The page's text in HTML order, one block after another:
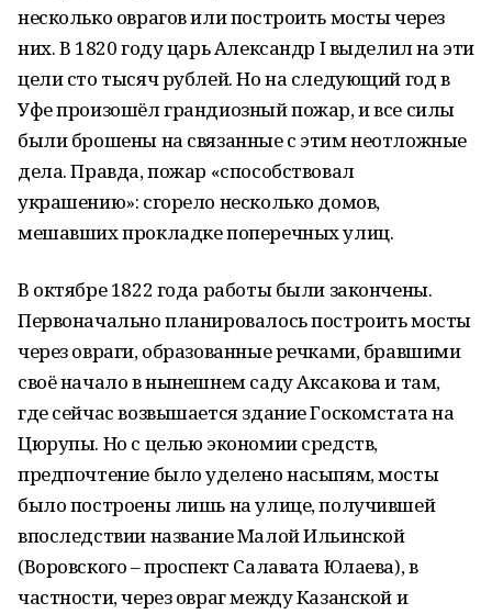
несколько оврагов или построить мосты через
них. В 1820 году царь Александр I выделил на эти
цели сто тысяч рублей. Но на следующий год в
Уфе произошёл грандиозный пожар, и все силы
были брошены на связанные с этим неотложные
дела. Правда, пожар «способствовал
украшению»: сгорело несколько домов,
мешавших прокладке поперечных улиц.
В октябре 1822 года работы были закончены.
Первоначально планировалось построить мосты
через овраги, образованные речками, бравшими
своё начало в нынешнем саду Аксакова и там,
где сейчас возвышается здание Госкомстата на
Цюрупы. Но с целью экономии средств,
предпочтение было уделено насыпям, мосты
было построены лишь на улице, получившей
впоследствии название Малой Ильинской
(Воровского – проспект Салавата Юлаева), в
частности, через овраг между Казанской и